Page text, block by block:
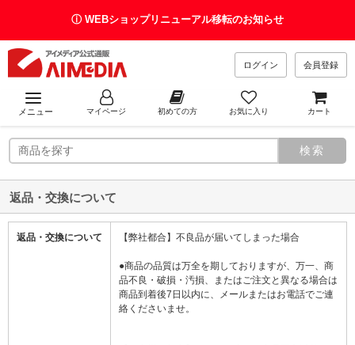
ⓘ WEBショップリニューアル移転のお知らせ
会員登録
ログイン
メニュー マイページ 初めての方 お気に入り カート
返品・交換について
返品・交換について 【弊社都合】不良品が届いてしまった場合
●商品の品質は万全を期しておりますが、万一、商
品不良・破損・汚損、またはご注文と異なる場合は
商品到着後7日以内に、メールまたはお電話でご連
絡くださいませ。